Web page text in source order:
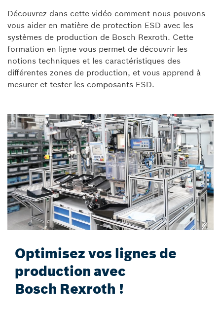
Découvrez dans cette vidéo comment nous pouvons
vous aider en matière de protection ESD avec les
systèmes de production de Bosch Rexroth. Cette
formation en ligne vous permet de découvrir les
notions techniques et les caractéristiques des
différentes zones de production, et vous apprend à
mesurer et tester les composants ESD.
Optimisez vos lignes de
production avec
Bosch Rexroth !